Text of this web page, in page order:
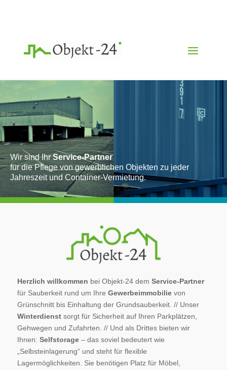
Wir sind IhrService-Partner
für die Pflege von gewerblichen Objekten zu jeder
Jahreszeit und Container-Vermietung.
Herzlich willkommen bei Objekt-24 dem Service-Partner
für Sauberkeit rund um Ihre Gewerbeimmobilievon
Grünschnitt bis Einhaltung der Grundsauberkeit. // Unser
Winterdienstsorgt für Sicherheit auf Ihren Parkplätzen,
Gehwegen und Zufahrten. // Und als Drittes bieten wir
Ihnen: Selfstorage– das soviel bedeutert wie
„Selbsteinlagerung“ und steht für flexible
Lagermöglichkeiten. Sie benötigen Platz für Möbel,